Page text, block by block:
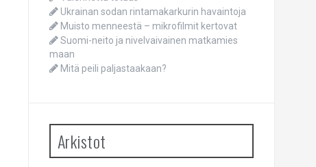
Ukrainan sodan rintamakarkurin havaintoja
Muisto menneestä – mikrofilmit kertovat
Suomi-neito ja nivelvaivainen matkamies
maan
Mitä peili paljastaakaan?
Arkistot